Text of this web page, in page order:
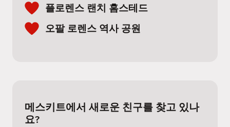
플로렌스 랜치 홈스테드
오팔 로렌스 역사 공원
메스키트에서 새로운 친구를 찾고 있나
요?